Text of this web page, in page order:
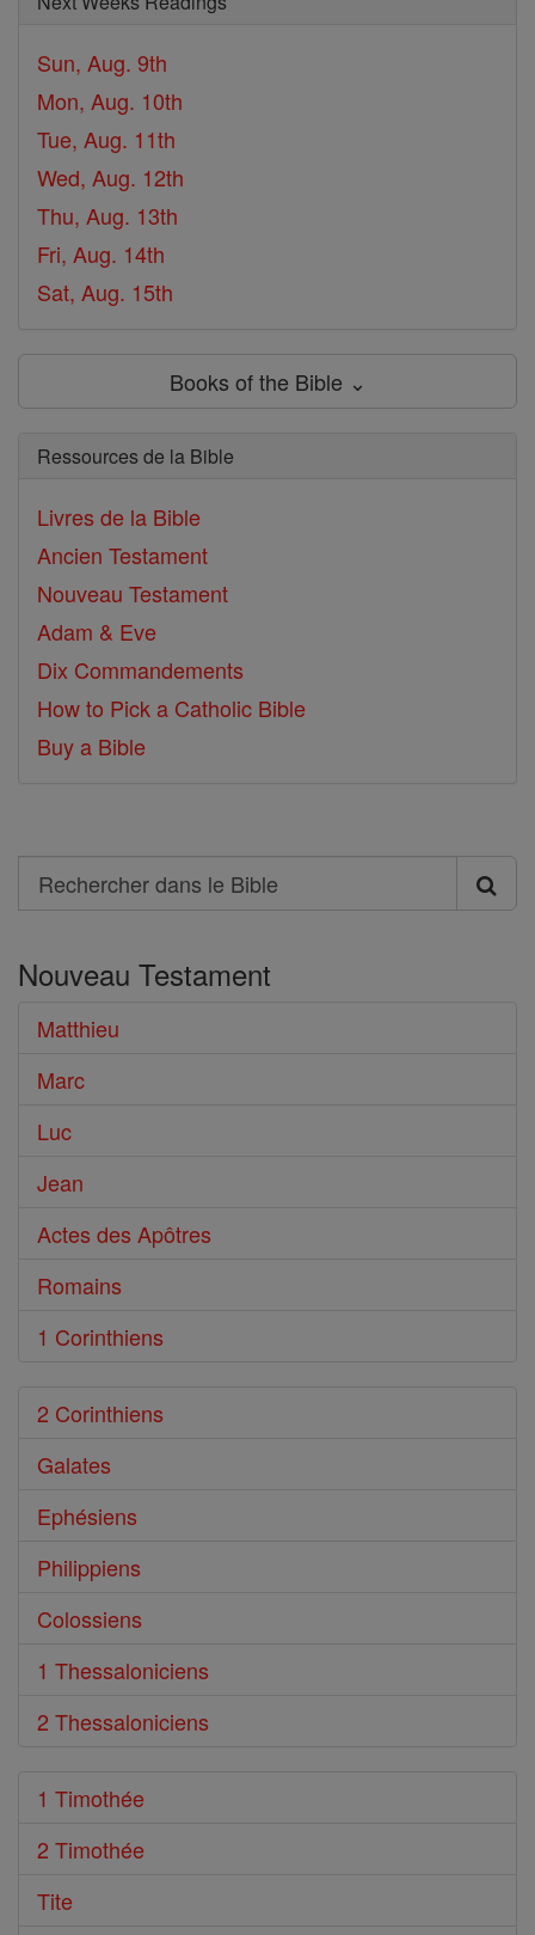
Sun, Aug. 9th
Mon, Aug. 10th
Tue, Aug. 11th
Wed, Aug. 12th
Thu, Aug. 13th
Fri, Aug. 14th
Sat, Aug. 15th
Books of the Bible ⌄
Ressources de la Bible
Livres de la Bible
Ancien Testament
Nouveau Testament
Adam & Eve
Dix Commandements
How to Pick a Catholic Bible
Buy a Bible
Search
Rechercher
le
Bible
Nouveau Testament
Matthieu
Marc
Luc
Jean
Actes des Apôtres
Romains
1 Corinthiens
2 Corinthiens
Galates
Ephésiens
Philippiens
Colossiens
1 Thessaloniciens
2 Thessaloniciens
1 Timothée
2 Timothée
Tite